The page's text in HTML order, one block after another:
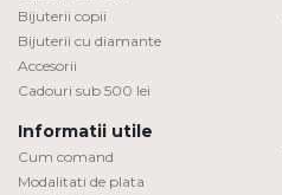
Bijuterii copii
Bijuterii cu diamante
Accesorii
Cadouri sub 500 lei
Informatii utile
Cum comand
Modalitati de plata